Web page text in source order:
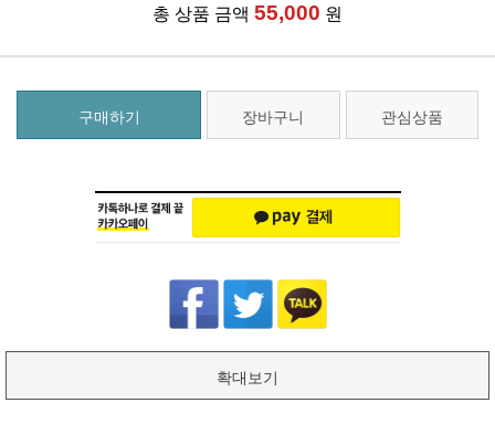
총 상품 금액 55,000 원
구매하기 장바구니 관심상품
확대보기